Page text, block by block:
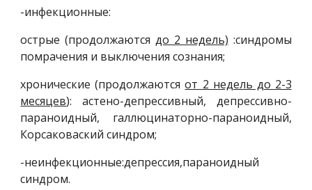
-инфекционные:
острые (продолжаютсядо 2 недель) :синдромы
помрачения и выключения сознания;
хронические (продолжаютсяот 2 недель до 2-3
месяцев): астено-депрессивный, депрессивно-
параноидный, галлюцинаторно-параноидный,
Корсаковаский синдром;
-неинфекционные:депрессия,параноидный
синдром.